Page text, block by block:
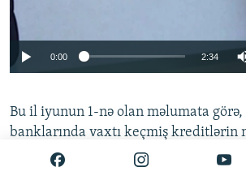
0:00 2:34
Bu il iyunun 1-nə olan məlumata görə,
banklarında vaxtı keçmiş kreditlərin
635.4 milyon manata çatıb. Mərkəzi